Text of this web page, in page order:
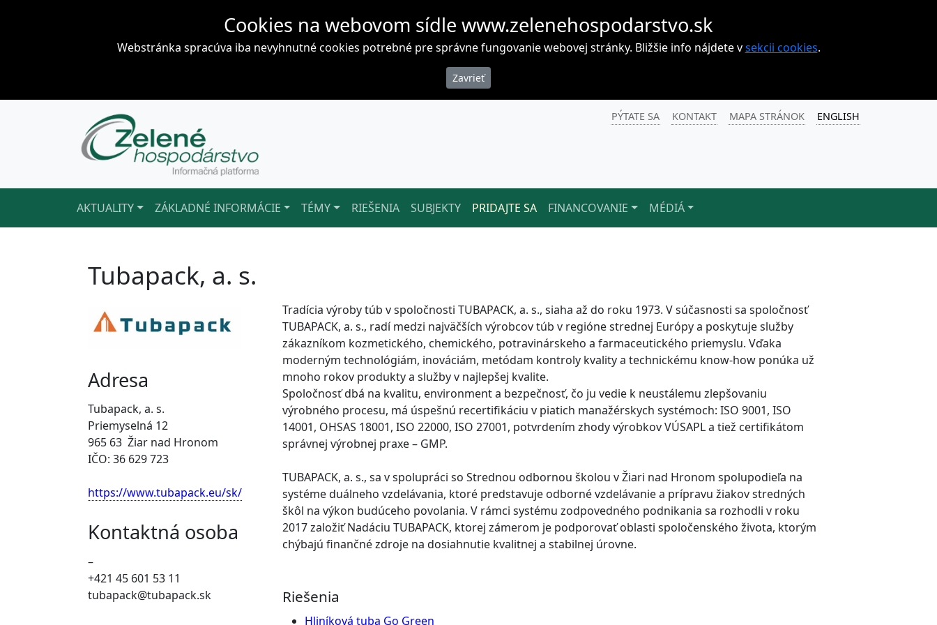
Cookies na webovom sídle www.zelenehospodarstvo.sk
Webstránka spracúva iba nevyhnutné cookies potrebné pre správne fungovanie webovej stránky. Bližšie info nájdete vsekcii cookies.
PÝTATE SA KONTAKT MAPA STRÁNOK ENGLISH
AKTUALITY ZÁKLADNÉ INFORMÁCIE TÉMY RIEŠENIA SUBJEKTY PRIDAJTE SA FINANCOVANIE MÉDIÁ
Tubapack, a. s.
Adresa
Tubapack, a. s.
Priemyselná 12
965 63 Žiar nad Hronom
IČO: 36 629 723
https://www.tubapack.eu/sk/
Kontaktná osoba
–
+421 45 601 53 11
tubapack@tubapack.sk
Tradícia výroby túb v spoločnosti TUBAPACK, a. s., siaha až do roku 1973. V súčasnosti sa spoločnosť
TUBAPACK, a. s., radí medzi najväčších výrobcov túb v regióne strednej Európy a poskytuje služby
zákazníkom kozmetického, chemického, potravinárskeho a farmaceutického priemyslu. Vďaka
moderným technológiám, inováciám, metódam kontroly kvality a technickému know-how ponúka už
mnoho rokov produkty a služby v najlepšej kvalite.
Spoločnosť dbá na kvalitu, environment a bezpečnosť, čo ju vedie k neustálemu zlepšovaniu
výrobného procesu, má úspešnú recertifikáciu v piatich manažérskych systémoch: ISO 9001, ISO
14001, OHSAS 18001, ISO 22000, ISO 27001, potvrdením zhody výrobkov VÚSAPL a tiež certifikátom
správnej výrobnej praxe – GMP.
TUBAPACK, a. s., sa v spolupráci so Strednou odbornou školou v Žiari nad Hronom spolupodieľa na
systéme duálneho vzdelávania, ktoré predstavuje odborné vzdelávanie a prípravu žiakov stredných
škôl na výkon budúceho povolania. V rámci systému zodpovedného podnikania sa rozhodli v roku
2017 založiť Nadáciu TUBAPACK, ktorej zámerom je podporovať oblasti spoločenského života, ktorým
chýbajú finančné zdroje na dosiahnutie kvalitnej a stabilnej úrovne.
Riešenia
Hliníková tuba Go Green